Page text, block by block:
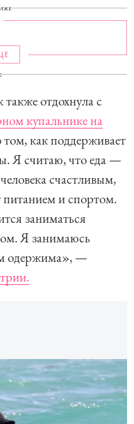
отдохнула с
купальнике на
том, как поддерживает
Я считаю, что еда —
счастливым,
и спортом.
заниматься
Я занимаюсь
одержима», —